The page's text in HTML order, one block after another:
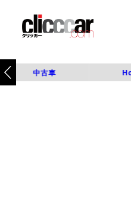
中古車